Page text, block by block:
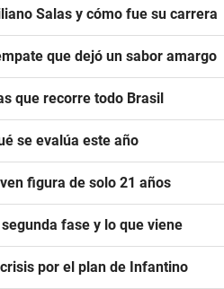
Salas y cómo fue su carrera
que dejó un sabor amargo
que recorre todo Brasil
se evalúa este año
figura de solo 21 años
fase y lo que viene
por el plan de Infantino